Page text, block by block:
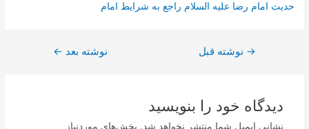
حديث امام رضا علیه السلام راجع به شرايط امام‏
راهبری
→ نوشته قبل نوشته بعد ←
دیدگاه‌ خود را بنویسید
نشانی ایمیل شما منتشر نخواهد شد. بخش‌های موردنیاز